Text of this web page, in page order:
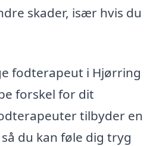
skader, især hvis du
fodterapeut i Hjørring
forskel for dit
tilbyder en
du kan føle dig tryg